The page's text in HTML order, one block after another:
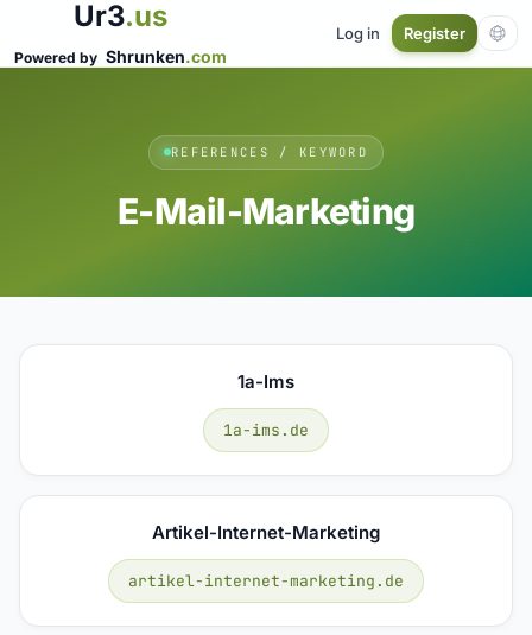
Ur3.us
Powered by Shrunken.com
Log in Register
REFERENCES / KEYWORD
E-Mail-Marketing
1a-Ims
1a-ims.de
Artikel-Internet-Marketing
artikel-internet-marketing.de